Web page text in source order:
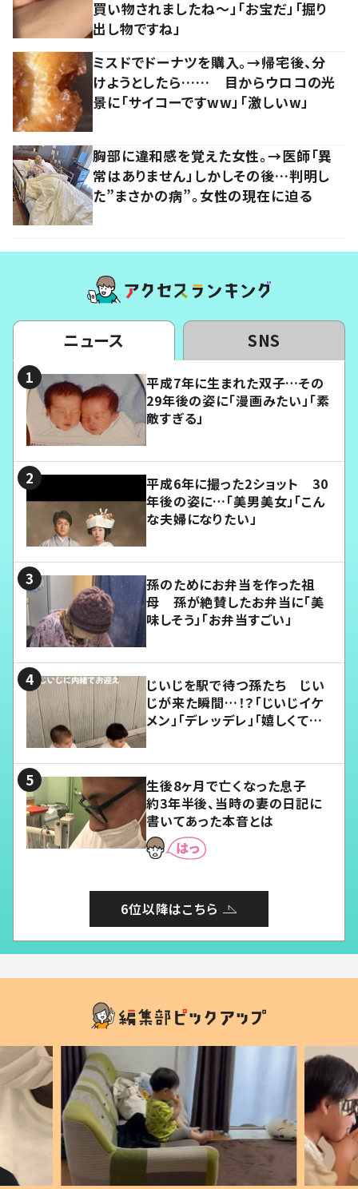
買い物されましたね～」「お宝だ」「掘り
出し物ですね」
ミスドでドーナツを購入。→帰宅後、分
けようとしたら…… 目からウロコの光
景に「サイコーですww」「激しいw」
胸部に違和感を覚えた女性。→医師「異
常はありません」しかしその後…判明し
た”まさかの病”。女性の現在に迫る
ニュース SNS
平成7年に生まれた双子…その
29年後の姿に「漫画みたい」「素
敵すぎる」
平成6年に撮った2ショット 30
年後の姿に…「美男美女」「こん
な夫婦になりたい」
孫のためにお弁当を作った祖
母 孫が絶賛したお弁当に「美
味しそう」「お弁当すごい」
じいじを駅で待つ孫たち じい
じが来た瞬間…！？「じいじイケ
メン」「デレッデレ」「嬉しくて可
生後8ヶ月で亡くなった息子
約3年半後、当時の妻の日記に
書いてあった本音とは
6位以降はこちら